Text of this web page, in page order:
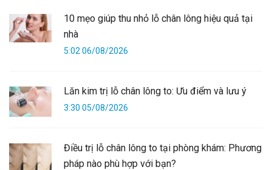
10 mẹo giúp thu nhỏ lỗ chân lông hiệu quả tại
nhà
5:02 06/08/2026
Lăn kim trị lỗ chân lông to: Ưu điểm và lưu ý
3:30 05/08/2026
Điều trị lỗ chân lông to tại phòng khám: Phương
pháp nào phù hợp với bạn?